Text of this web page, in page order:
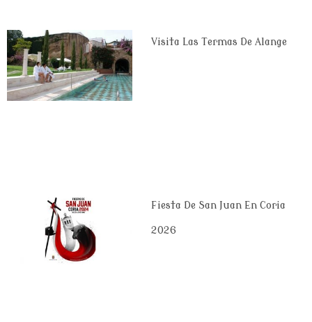
Visita Las Termas De Alange
Fiesta De San Juan En Coria
2026